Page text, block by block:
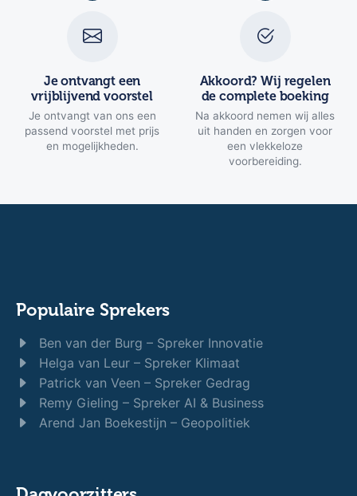
Je ontvangt een
vrijblijvend voorstel
Je ontvangt van ons een
passend voorstel met prijs
en mogelijkheden.
Akkoord? Wij regelen
de complete boeking
Na akkoord nemen wij alles
uit handen en zorgen voor
een vlekkeloze
voorbereiding.
Populaire Sprekers
Ben van der Burg – Spreker Innovatie
Helga van Leur – Spreker Klimaat
Patrick van Veen – Spreker Gedrag
Remy Gieling – Spreker AI & Business
Arend Jan Boekestijn – Geopolitiek